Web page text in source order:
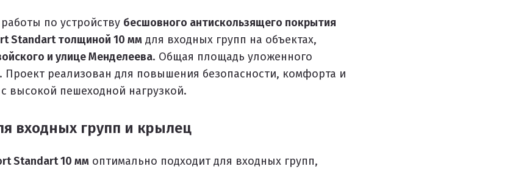
по устройству бесшовного антискользящего покрытия
Standart толщиной 10 мм для входных групп на объектах,
и улице Менделеева. Общая площадь уложенного
. Проект реализован для повышения безопасности, комфорта и
высокой пешеходной нагрузкой.
входных групп и крылец
Standart 10 мм оптимально подходит для входных групп,